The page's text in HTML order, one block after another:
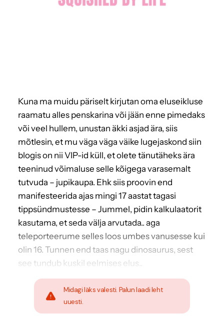
Kuna ma muidu päriselt kirjutan oma eluseikluse
raamatu alles penskarina või jään enne pimedaks
või veel hullem, unustan äkki asjad ära, siis
mõtlesin, et mu väga väga väike lugejaskond siin
blogis on nii VIP-id küll, et olete tänutäheks ära
teeninud võimaluse selle kõigega varasemalt
tutvuda – jupikaupa. Ehk siis proovin end
manifesteerida ajas mingi 17 aastat tagasi
tippsündmustesse – Jummel, pidin kalkulaatorit
kasutama, et seda välja arvutada.. aga
teleporteerume selles loos umbes vanusesse kui
olin 16. Tunnen end taas nagu dinosaurus, sest
see tundub kuskil eelmises elus..
Midagi läks valesti. Palun laadi leht
uuesti.